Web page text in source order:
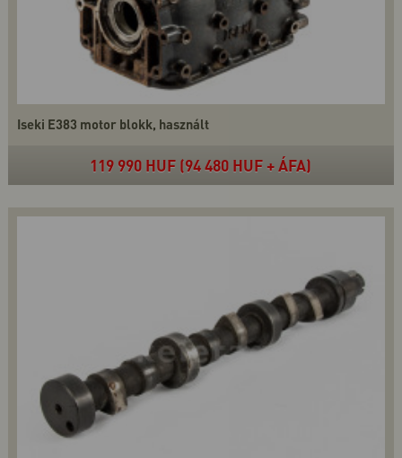
Iseki E383 motor blokk, használt
119 990 HUF (94 480 HUF + ÁFA)